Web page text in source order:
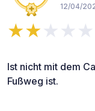
12/04/
Ist nicht mit dem
Fußweg ist.